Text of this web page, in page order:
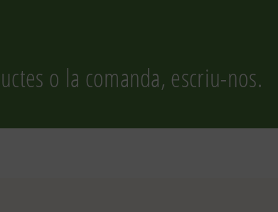
o la comanda, escriu-nos.